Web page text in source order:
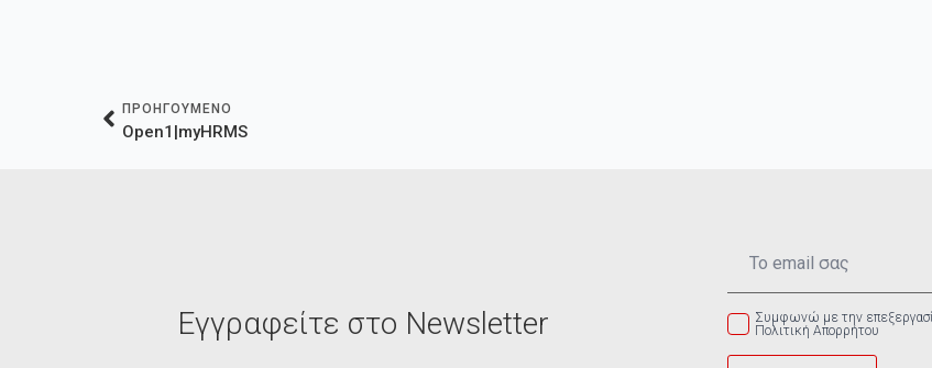
ΠΡΟΗΓΟΥΜΕΝΟ
Open1|myHRMS
Εγγραφείτε στο Newsletter
Συμφωνώ με την
Πολιτική Απορρήτου